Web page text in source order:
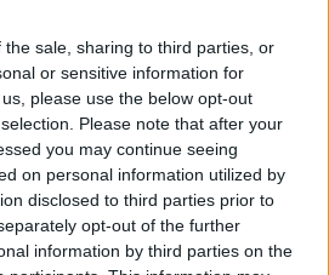
sale, sharing to third parties, or
or sensitive information for
please use the below opt-out
Please note that after your
you may continue seeing
on personal information utilized by
disclosed to third parties prior to
opt-out of the further
information by third parties on the
αξιοποίηση της
προληπτική προστασία
χώρων.
λόγο για
αφορά ουσιαστικά μια
των καταλόγων των
πολλοί εκ των οποίων